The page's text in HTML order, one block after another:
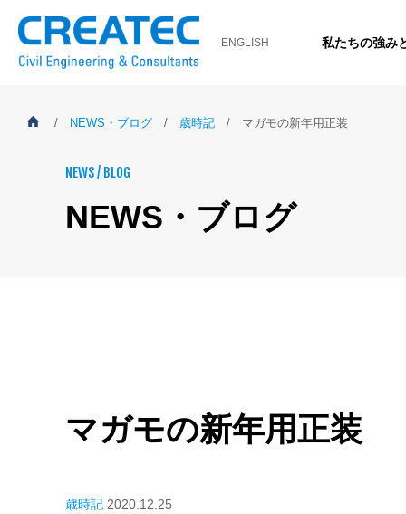
ENGLISH 私たちの強み
/ NEWS・ブログ / 歳時記 / マガモの新年用正装
NEWS / BLOG
NEWS・ブログ
マガモの新年用正装
歳時記 2020.12.25